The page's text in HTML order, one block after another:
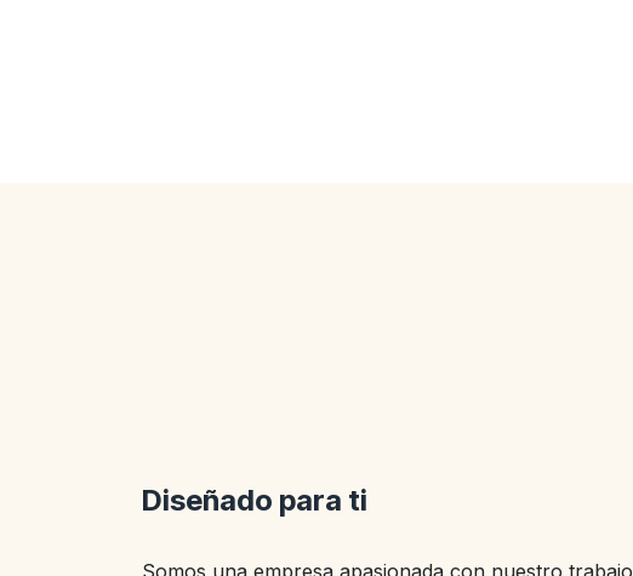
Diseñado para ti
Somos una empresa apasionada con nuestro trabajo,